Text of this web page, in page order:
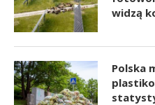
widzą
Polska